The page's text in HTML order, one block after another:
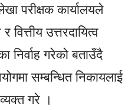
परीक्षक कार्यालयले
उत्तरदायित्व
गरेको बताउँदै
सम्बन्धित निकायलाई
गरे ।